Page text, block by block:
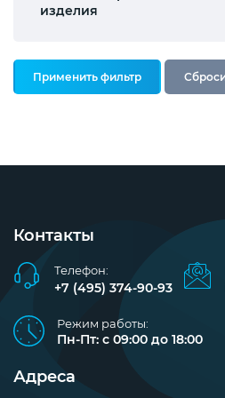
изделия
Контакты
Телефон:
+7 (495) 374-90-93
Режим работы:
Пн-Пт: с 09:00 до 18:00
Адреса